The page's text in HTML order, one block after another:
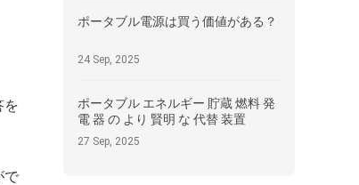
を
で
ポータブル電源は買う価値がある？
24 Sep, 2025
ポータブル エネルギー 貯蔵 燃料 発
電 器 の より 賢明 な 代替 装置
27 Sep, 2025